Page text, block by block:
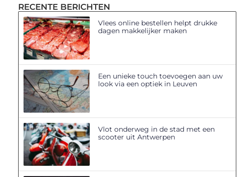
RECENTE BERICHTEN
Vlees online bestellen helpt drukke
dagen makkelijker maken
Een unieke touch toevoegen aan uw
look via een optiek in Leuven
Vlot onderweg in de stad met een
scooter uit Antwerpen